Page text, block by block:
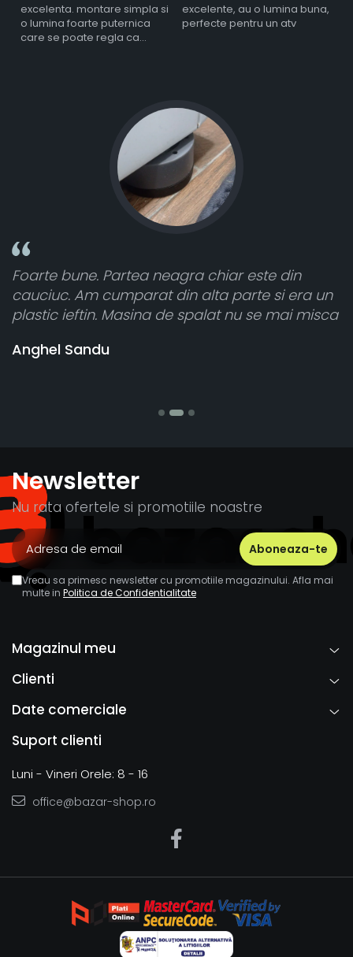
excelenta. montare simpla si
o lumina foarte puternica
care se poate regla ca
excelente, au o lumina buna,
perfecte pentru un atv
era un
misca
Toate sunt foarte luminoase și
atât de bine în curtea din spate. A primit
cele 8 bucati dar una nu a funcționat,
banii pentru 1 bucata, Multumesc
Newsletter
Nu rata ofertele si promotiile noastre
Vreau sa primesc newsletter cu promotiile magazinului. Afla mai
multe in Politica de Confidentialitate
Magazinul meu
Clienti
Date comerciale
Suport clienti
Luni - Vineri Orele: 8 - 16
office@bazar-shop.ro